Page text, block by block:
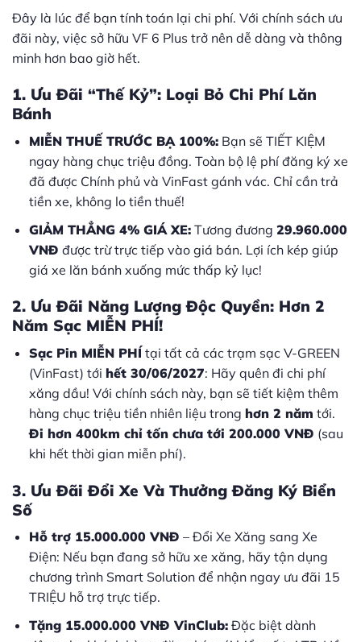
Đây là lúc để bạn tính toán lại chi phí. Với chính sách ưu
đãi này, việc sở hữu VF 6 Plus trở nên dễ dàng và thông
minh hơn bao giờ hết.
1. Ưu Đãi “Thế Kỷ”: Loại Bỏ Chi Phí Lăn
Bánh
MIỄN THUẾ TRƯỚC BẠ 100%:Bạn sẽ TIẾT KIỆM
ngay hàng chục triệu đồng. Toàn bộ lệ phí đăng ký xe
đã được Chính phủ và VinFast gánh vác. Chỉ cần trả
tiền xe, không lo tiền thuế!
GIẢM THẲNG 4% GIÁ XE:Tương đương 29.960.000
VNĐ được trừ trực tiếp vào giá bán. Lợi ích kép giúp
giá xe lăn bánh xuống mức thấp kỷ lục!
2. Ưu Đãi Năng Lượng Độc Quyền: Hơn 2
Năm Sạc MIỄN PHÍ!
Sạc Pin MIỄN PHÍtại tất cả các trạm sạc V-GREEN
(VinFast) tới hết 30/06/2027: Hãy quên đi chi phí
xăng dầu! Với chính sách này, bạn sẽ tiết kiệm thêm
hàng chục triệu tiền nhiên liệu trong hơn 2 năm tới.
Đi hơn 400km chỉ tốn chưa tới 200.000 VNĐ (sau
khi hết thời gian miễn phí).
3. Ưu Đãi Đổi Xe Và Thưởng Đăng Ký Biển
Số
Hỗ trợ 15.000.000 VNĐ – Đổi Xe Xăng sang Xe
Điện: Nếu bạn đang sở hữu xe xăng, hãy tận dụng
chương trình Smart Solution để nhận ngay ưu đãi 15
TRIỆU hỗ trợ trực tiếp.
Tặng 15.000.000 VNĐ VinClub:Đặc biệt dành